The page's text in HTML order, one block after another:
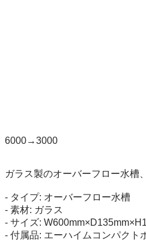
6000→3000
ガラス製のオーバーフロー水槽
- タイプ: オーバーフロー水槽
- 素材: ガラス
- サイズ:
- 付属品: エーハイムコンパクト